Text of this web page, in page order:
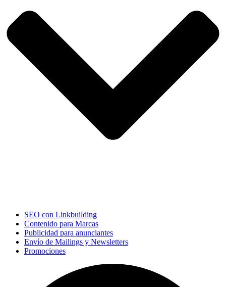
SEO con Linkbuilding
Contenido para Marcas
Publicidad para anunciantes
Envío de Mailings y Newsletters
Promociones